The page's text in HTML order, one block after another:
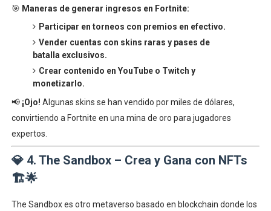
🎯 Maneras de generar ingresos en Fortnite:
Participar en torneos con premios en efectivo.
Vender cuentas con skins raras y pases de
batalla exclusivos.
Crear contenido en YouTube o Twitch y
monetizarlo.
📢 ¡Ojo! Algunas skins se han vendido por miles de dólares,
convirtiendo a Fortnite en una mina de oro para jugadores
expertos.
💎 4. The Sandbox – Crea y Gana con NFTs
🏗🌟
The Sandbox es otro metaverso basado en blockchain donde los